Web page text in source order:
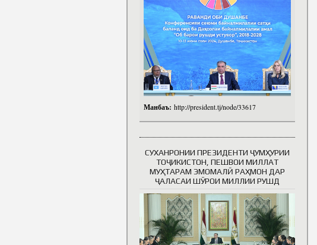
Манбаъ: http://president.tj/node/33617
СУХАНРОНИИ ПРЕЗИДЕНТИ ҶУМҲУРИИ
ТОҶИКИСТОН, ПЕШВОИ МИЛЛАТ
МУҲТАРАМ ЭМОМАЛӢ РАҲМОН ДАР
ҶАЛАСАИ ШӮРОИ МИЛЛИИ РУШД